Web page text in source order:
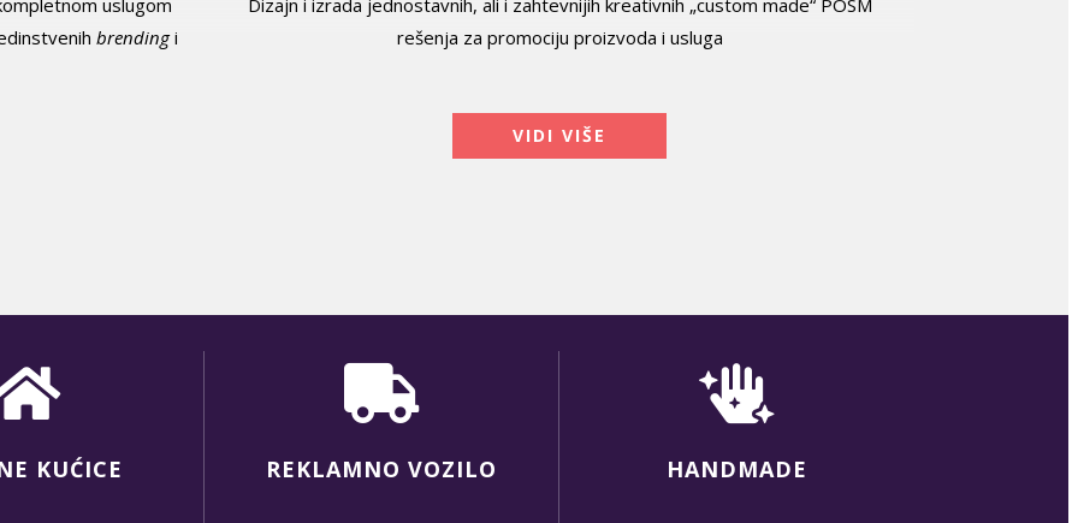
uslugom
brendingi
Dizajn i izrada jednostavnih, ali i zahtevnijih kreativnih „custom made“ POSM
rešenja za promociju proizvoda i usluga
VIDI VIŠE
KUĆICE REKLAMNO VOZILO HANDMADE